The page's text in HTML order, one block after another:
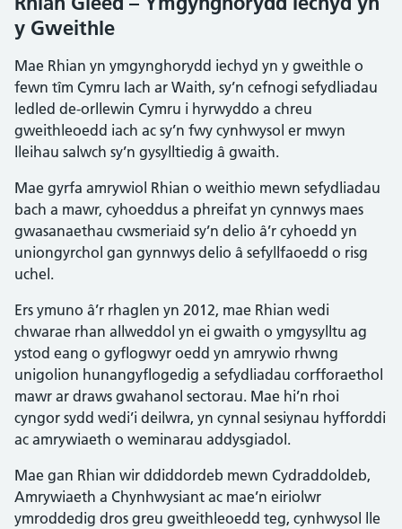
y Gweithle
Mae Rhian yn ymgynghorydd iechyd yn y gweithle o
fewn tîm Cymru Iach ar Waith, sy’n cefnogi sefydliadau
ledled de-orllewin Cymru i hyrwyddo a chreu
gweithleoedd iach ac sy’n fwy cynhwysol er mwyn
lleihau salwch sy’n gysylltiedig â gwaith.
Mae gyrfa amrywiol Rhian o weithio mewn sefydliadau
bach a mawr, cyhoeddus a phreifat yn cynnwys maes
gwasanaethau cwsmeriaid sy’n delio â’r cyhoedd yn
uniongyrchol gan gynnwys delio â sefyllfaoedd o risg
uchel.
Ers ymuno â’r rhaglen yn 2012, mae Rhian wedi
chwarae rhan allweddol yn ei gwaith o ymgysylltu ag
ystod eang o gyflogwyr oedd yn amrywio rhwng
unigolion hunangyflogedig a sefydliadau corfforaethol
mawr ar draws gwahanol sectorau. Mae hi’n rhoi
cyngor sydd wedi’i deilwra, yn cynnal sesiynau hyfforddi
ac amrywiaeth o weminarau addysgiadol.
Mae gan Rhian wir ddiddordeb mewn Cydraddoldeb,
Amrywiaeth a Chynhwysiant ac mae’n eiriolwr
ymroddedig dros greu gweithleoedd teg, cynhwysol lle